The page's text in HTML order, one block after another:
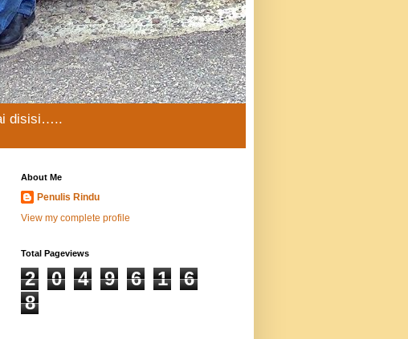
disisi…..
About Me
Penulis Rindu
View my complete profile
Total Pageviews
2 0 4 9 6 1
6
8